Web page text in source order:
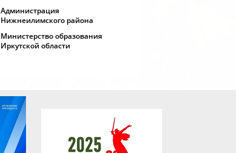
Администрация
Нижнеилимского района
Министерство образования
Иркутской области